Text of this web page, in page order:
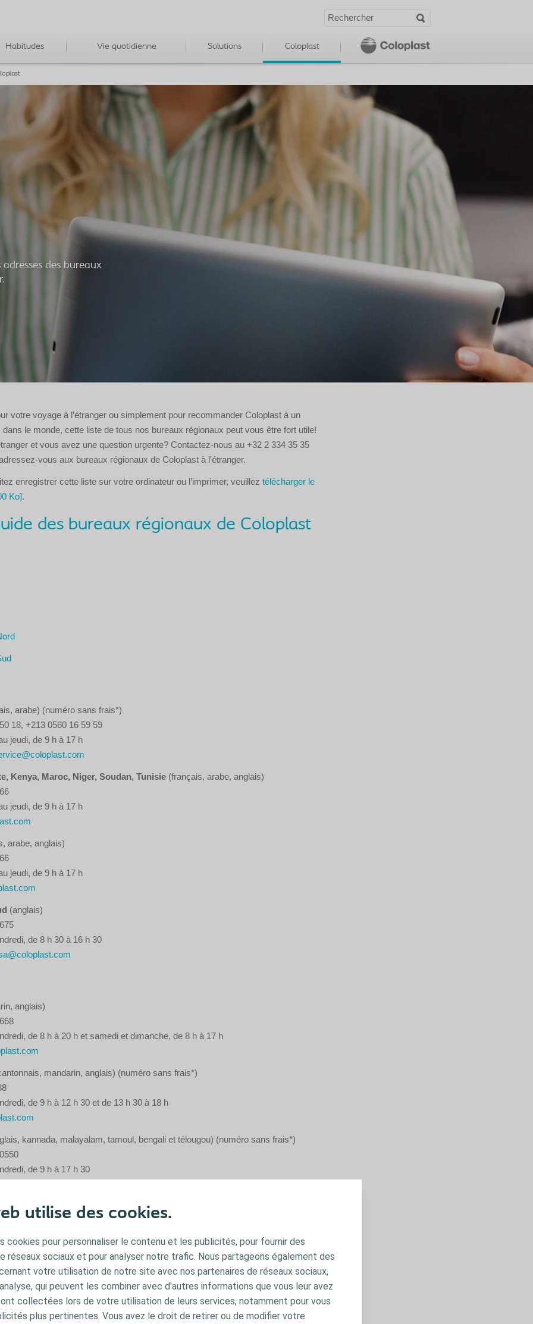
utilise des cookies.
cookies pour personnaliser le contenu et les publicités, pour fournir des
réseaux sociaux et pour analyser notre trafic. Nous partageons également des
votre utilisation de notre site avec nos partenaires de réseaux sociaux,
qui peuvent les combiner avec d'autres informations que vous leur avez
collectées lors de votre utilisation de leurs services, notamment pour vous
plus pertinentes. Vous avez le droit de retirer ou de modifier votre
Habitudes Vie quotidienne Solutions Coloplast
des bureaux
votre voyage à l’étranger ou simplement pour recommander Coloplast à un
dans le monde, cette liste de tous nos bureaux régionaux peut vous être fort utile!
et vous avez une question urgente? Contactez-nous au +32 2 334 35 35
vous aux bureaux régionaux de Coloplast à l'étranger.
enregistrer cette liste sur votre ordinateur ou l’imprimer, veuillez télécharger le
Ko].
des bureaux régionaux de Coloplast
arabe) (numéro sans frais*)
18, +213 0560 16 59 59
jeudi, de 9 h à 17 h
Kenya, Maroc, Niger, Soudan, Tunisie (français, arabe, anglais)
jeudi, de 9 h à 17 h
arabe, anglais)
jeudi, de 9 h à 17 h
(anglais)
de 8 h 30 à 16 h 30
anglais)
de 8 h à 20 h et samedi et dimanche, de 8 h à 17 h
mandarin, anglais) (numéro sans frais*)
de 9 h à 12 h 30 et de 13 h 30 à 18 h
kannada, malayalam, tamoul, bengali et télougou) (numéro sans frais*)
de 9 h à 17 h 30
anglais)
jeudi, de 9 h à 17 h
anglais, russe) (numéro sans frais*)
68
jeudi, de 8 h 30 à 17 h